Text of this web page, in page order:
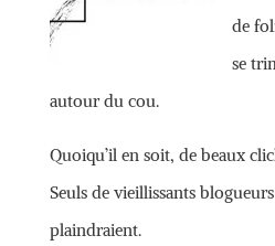
de
se
autour du cou.
Quoiqu’il en soit, de beaux
Seuls de vieillissants
plaindraient.